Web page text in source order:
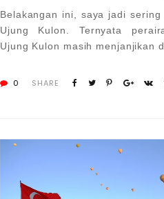
Belakangan ini, saya jadi sering
Ujung Kulon. Ternyata
Ujung Kulon masih menjanjikan
0 SHARE